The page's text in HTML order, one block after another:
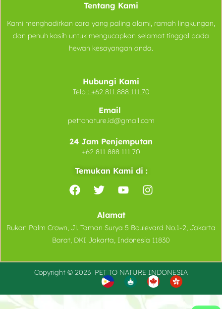
Tentang Kami
Kami menghadirkan cara yang paling alami, ramah lingkungan,
dan penuh kasih untuk mengucapkan selamat tinggal pada
hewan kesayangan anda.
Hubungi Kami
Telp : +62 811 888 111 70
Email
pettonature.id@gmail.com
24 Jam Penjemputan
+62 811 888 111 70
Temukan Kami di :
Alamat
Rukan Palm Crown, Jl. Taman Surya 5 Boulevard No.1-2, Jakarta
Barat, DKI Jakarta, Indonesia 11830
Copyright © 2023 PET TO NATURE INDONESIA